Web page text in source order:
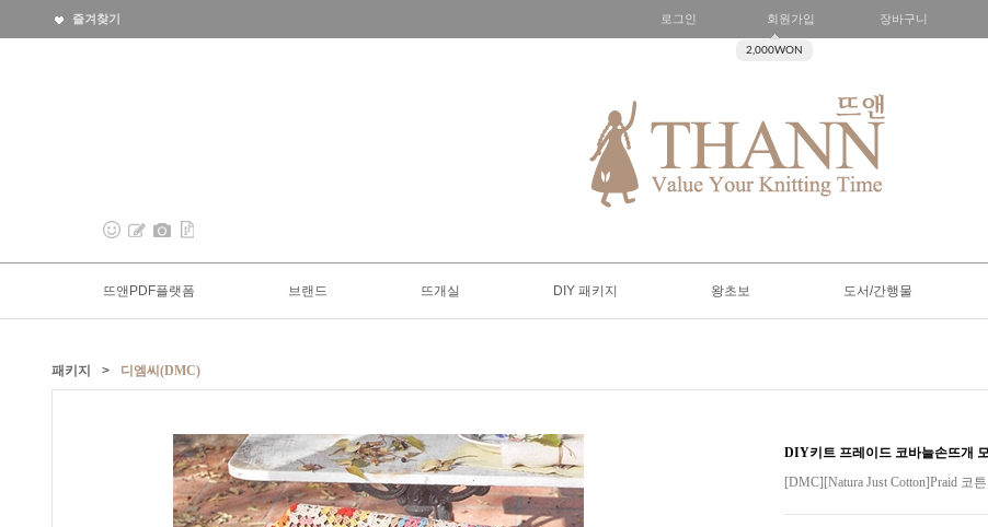
즐겨찾기 로그인 회원가입
2,000WON
장바구니
뜨앤PDF플랫폼 브랜드 뜨개실 DIY 패키지 왕초보 도서/간행물
패키지 > 디엠씨(DMC)
DIY키트 프레이드 코바늘손뜨개
[DMC][Natura Just Cotton]Praid 코